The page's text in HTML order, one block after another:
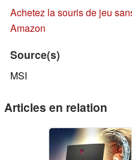
Achetez la souris de jeu
Amazon
Source(s)
MSI
Articles en relation